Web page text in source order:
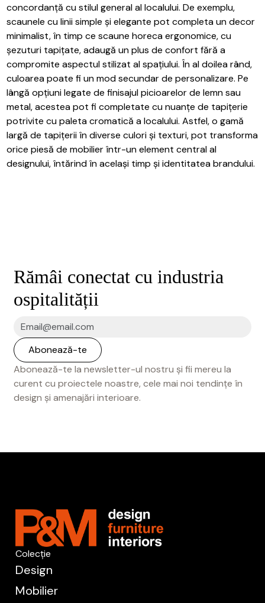
concordanță cu stilul general al localului. De exemplu,
scaunele cu linii simple și elegante pot completa un decor
minimalist, în timp ce scaune horeca ergonomice, cu
șezuturi tapițate, adaugă un plus de confort fără a
compromite aspectul stilizat al spațiului. În al doilea rând,
culoarea poate fi un mod secundar de personalizare. Pe
lângă opțiuni legate de finisajul picioarelor de lemn sau
metal, acestea pot fi completate cu nuanțe de tapițerie
potrivite cu paleta cromatică a localului. Astfel, o gamă
largă de tapițerii în diverse culori și texturi, pot transforma
orice piesă de mobilier într-un element central al
designului, întărind în același timp și identitatea brandului.
Rămâi conectat cu industria
ospitalității
Abonează-te la newsletter-ul nostru și fii mereu la
curent cu proiectele noastre, cele mai noi tendințe în
design și amenajări interioare.
Colecție
Design
Mobilier